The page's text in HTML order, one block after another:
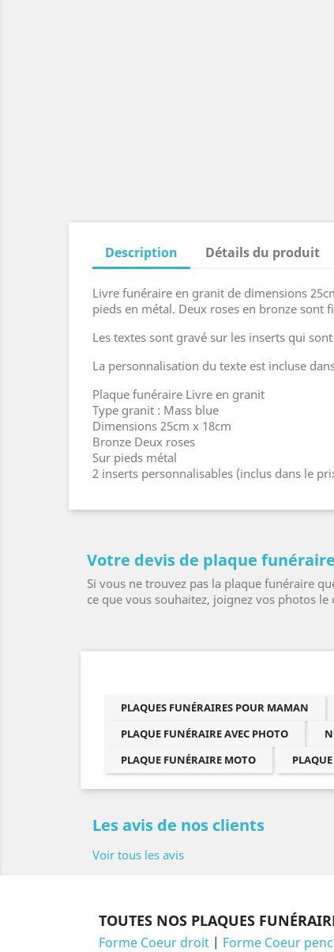
Description Détails du produit
Livre funéraire en granit de dimensions
pieds en métal. Deux roses en bronze sont
Les textes sont gravé sur les inserts qui
La personnalisation du texte est incluse
Plaque funéraire Livre en granit
Type granit : Mass blue
Dimensions 25cm x 18cm
Bronze Deux roses
Sur pieds métal
2 inserts personnalisables (inclus dans le
Votre devis de plaque
Si vous ne trouvez pas la plaque funéraire
ce que vous souhaitez, joignez vos photos
PLAQUES FUNÉRAIRES POUR MAMAN
PLAQUE FUNÉRAIRE AVEC PHOTO
PLAQUE FUNÉRAIRE MOTO
Les avis de nos clients
Voir tous les avis
TOUTES NOS PLAQUES
Forme Coeur droit | Forme Coeur